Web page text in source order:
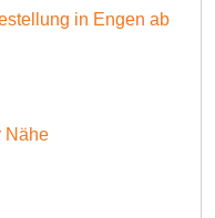
in Engen ab
Nähe